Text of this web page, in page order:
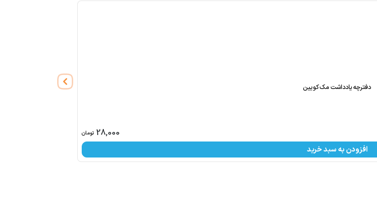
دفترچه یادداشت مک کویین
28,000 تومان
افزودن به سبد خرید